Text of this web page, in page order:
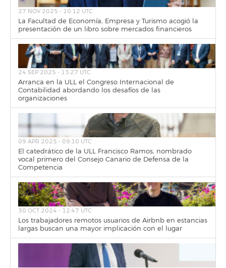
27 NOV 2025 - 10:12 UTC
La Facultad de Economía, Empresa y Turismo acogió la
presentación de un libro sobre mercados financieros
24 SEP 2025 - 13:27 UTC
Arranca en la ULL el Congreso Internacional de
Contabilidad abordando los desafíos de las
organizaciones
09 APR 2025 - 09:10 UTC
El catedrático de la ULL Francisco Ramos, nombrado
vocal primero del Consejo Canario de Defensa de la
Competencia
30 OCT 2024 - 12:47 UTC
Los trabajadores remotos usuarios de Airbnb en estancias
largas buscan una mayor implicación con el lugar